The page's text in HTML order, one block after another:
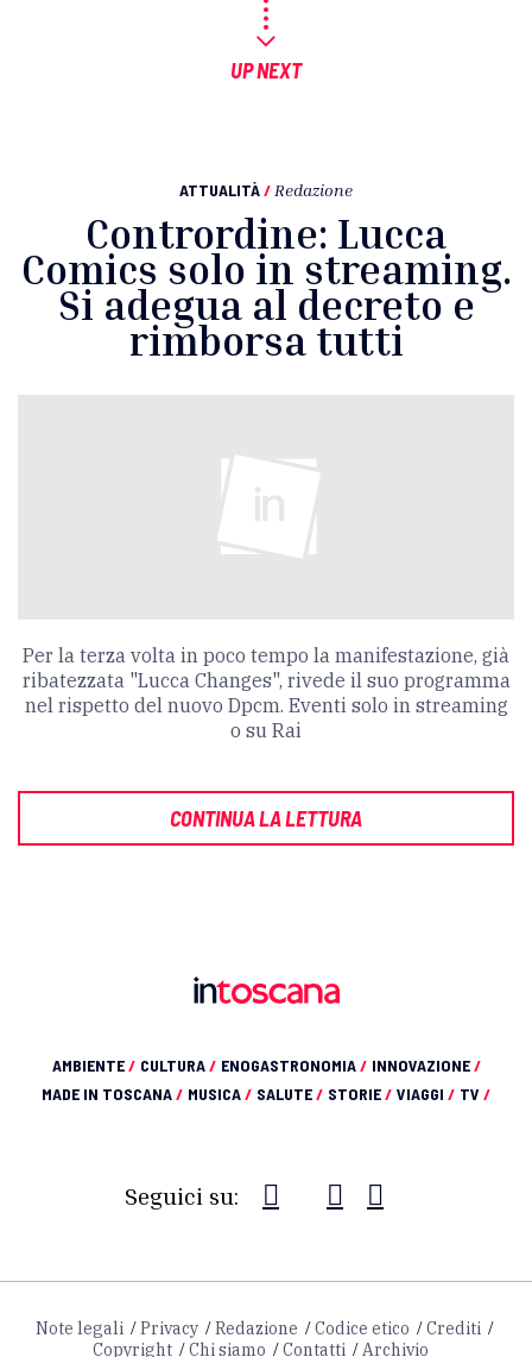
UP NEXT
ATTUALITÀ/ Redazione
Contrordine: Lucca
Comics solo in streaming.
Si adegua al decreto e
rimborsa tutti
Per la terza volta in poco tempo la manifestazione, già
ribatezzata "Lucca Changes", rivede il suo programma
nel rispetto del nuovo Dpcm. Eventi solo in streaming
o su Rai
CONTINUA LA LETTURA
AMBIENTE/ CULTURA/ ENOGASTRONOMIA/ INNOVAZIONE/
MADE IN TOSCANA/ MUSICA/ SALUTE/ STORIE/ VIAGGI / TV /
Seguici su:
Note legali Privacy Redazione Codice etico
Crediti
Copyright
Chi siamo Contatti Archivio